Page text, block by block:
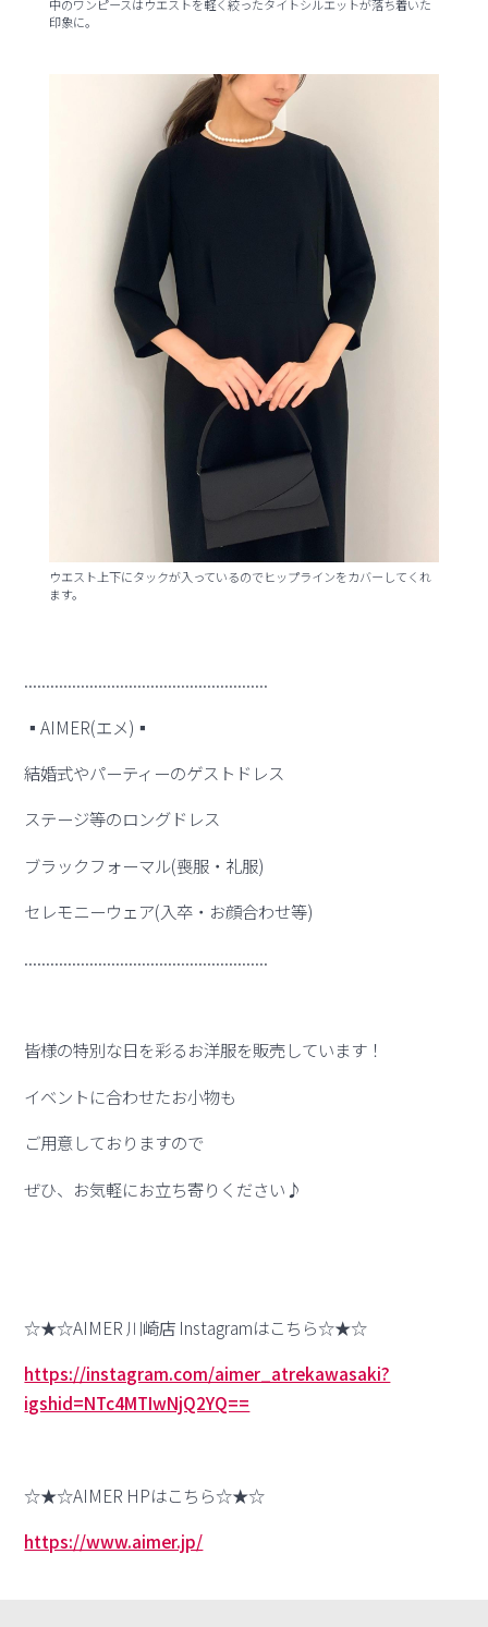
中のワンピースはウエストを軽く絞ったタイトシルエットが落ち着いた
印象に。
ウエスト上下にタックが入っているのでヒップラインをカバーしてくれ
ます。
........................................................
▪︎AIMER(エメ)▪︎
結婚式やパーティーのゲストドレス
ステージ等のロングドレス
ブラックフォーマル(喪服・礼服)
セレモニーウェア(入卒・お顔合わせ等)
........................................................
皆様の特別な日を彩るお洋服を販売しています！
イベントに合わせたお小物も
ご用意しておりますので
ぜひ、お気軽にお立ち寄りください♪
☆★☆AIMER 川崎店 Instagramはこちら☆★☆
https://instagram.com/aimer_atrekawasaki?
igshid=NTc4MTIwNjQ2YQ==
☆★☆AIMER HPはこちら☆★☆
https://www.aimer.jp/